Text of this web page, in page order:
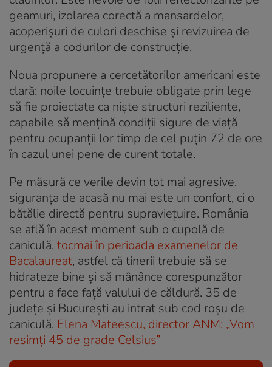
geamuri, izolarea corectă a mansardelor,
acoperișuri de culori deschise și revizuirea de
urgență a codurilor de construcție.
Noua propunere a cercetătorilor americani este
clară: noile locuințe trebuie obligate prin lege
să fie proiectate ca niște structuri reziliente,
capabile să mențină condiții sigure de viață
pentru ocupanții lor timp de cel puțin 72 de ore
în cazul unei pene de curent totale.
Pe măsură ce verile devin tot mai agresive,
siguranța de acasă nu mai este un confort, ci o
bătălie directă pentru supraviețuire. România
se află în acest moment sub o cupolă de
caniculă, tocmai în perioada examenelor de
Bacalaureat, astfel că tinerii trebuie să se
hidrateze bine și să mânânce corespunzător
pentru a face față valului de căldură. 35 de
județe și București au intrat sub cod roșu de
caniculă. Elena Mateescu, director ANM: „Vom
resimți 45 de grade Celsius”